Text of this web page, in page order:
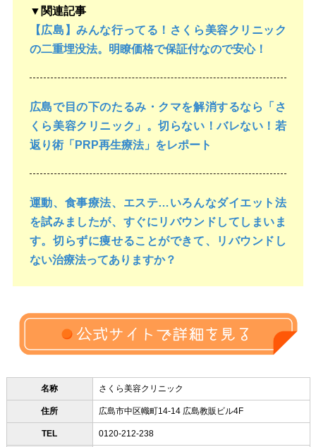
▼関連記事
【広島】みんな行ってる！さくら美容クリニック
の二重埋没法。明瞭価格で保証付なので安心！
広島で目の下のたるみ・クマを解消するなら「さ
くら美容クリニック」。切らない！バレない！若
返り術「PRP再生療法」をレポート
運動、食事療法、エステ…いろんなダイエット法
を試みましたが、すぐにリバウンドしてしまいま
す。切らずに痩せることができて、リバウンドし
ない治療法ってありますか？
名称 さくら美容クリニック
住所 広島市中区幟町14-14 広島教販ビル4F
TEL 0120-212-238